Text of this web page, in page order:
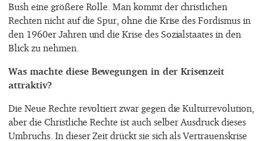
Bush eine größere Rolle. Man kommt der christlichen
Rechten nicht auf die Spur, ohne die Krise des Fordismus in
den 1960er Jahren und die Krise des Sozialstaates in den
Blick zu nehmen.
Was machte diese Bewegungen in der Krisenzeit
attraktiv?
Die Neue Rechte revoltiert zwar gegen die Kulturrevolution,
aber die Christliche Rechte ist auch selber Ausdruck dieses
Umbruchs. In dieser Zeit drückt sie sich als Vertrauenskrise